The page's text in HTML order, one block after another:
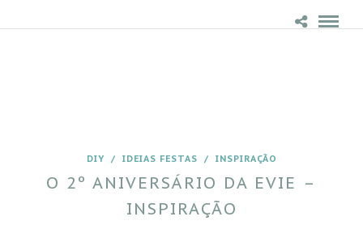
DIY / IDEIAS FESTAS / INSPIRAÇÃO
O 2º ANIVERSÁRIO DA EVIE –
INSPIRAÇÃO